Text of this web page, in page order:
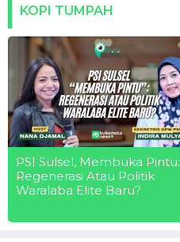
KOPI TUMPAH
PSI Sulsel, Membuka Pintu:
Regenerasi Atau Politik
Waralaba Elite Baru?